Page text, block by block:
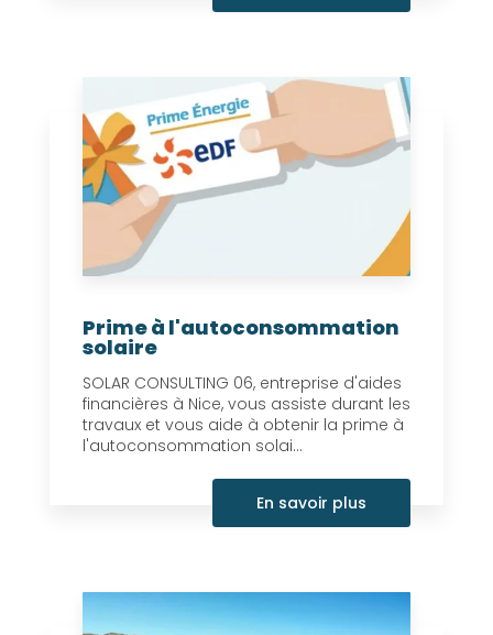
Prime à l'autoconsommation
solaire
SOLAR CONSULTING 06, entreprise d'aides
financières à Nice, vous assiste durant les
travaux et vous aide à obtenir la prime à
l'autoconsommation solai...
En savoir plus